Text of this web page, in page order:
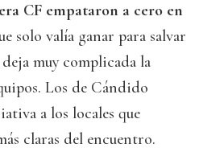
CF empataron a cero en
solo valía ganar para salvar
muy complicada la
Los de Cándido
a los locales que
claras del encuentro.